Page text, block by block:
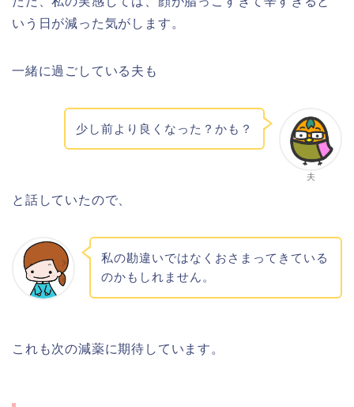
いう日が減った気がします。
一緒に過ごしている夫も
夫
少し前より良くなった？かも？
と話していたので、
私の勘違いではなくおさまってきている
のかもしれません。
これも次の減薬に期待しています。